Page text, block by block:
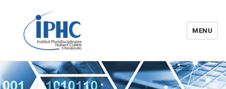
Institut pluridisciplinaire Hubert
Curien – IPHC
MENU